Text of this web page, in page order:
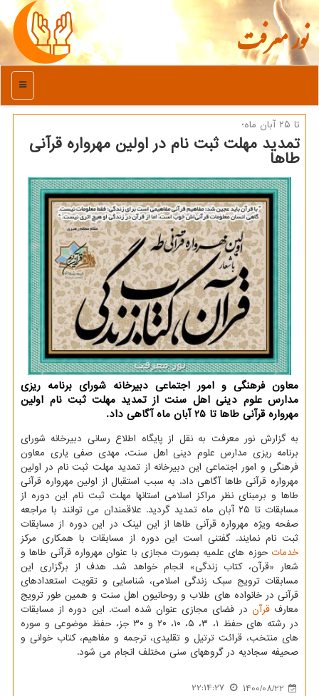
نور معرفت
منو
تا ۲۵ آبان ماه؛
تمدید مهلت ثبت نام در اولین مهرواره قرآنی
طاها
معاون فرهنگی و امور اجتماعی دبیرخانه شورای برنامه ریزی
مدارس علوم دینی اهل سنت از تمدید مهلت ثبت نام اولین
مهرواره قرآنی طاها تا 25 آبان ماه آگاهی داد.
به گزارش نور معرفت به نقل از پایگاه اطلاع رسانی دبیرخانه شورای
برنامه ریزی مدارس علوم دینی اهل سنت، مهدی صفی یاری معاون
فرهنگی و امور اجتماعی این دبیرخانه از تمدید مهلت ثبت نام در اولین
مهرواره قرآنی طاها آگاهی داد. به سبب استقبال از اولین مهرواره قرآنی
طاها و برمبنای نظر مراکز اسلامی استانها مهلت ثبت نام این دوره از
مسابقات تا ۲۵ آبان ماه تمدید گردید. علاقمندان می توانند با مراجعه
صفحه ویژه مهرواره قرآنی طاها از این لینک در این دوره از مسابقات
ثبت نام نمایند. گفتنی است این دوره از مسابقات با همکاری مرکز
خدمات حوزه های علمیه بصورت مجازی با عنوان مهرواره قرآنی طاها و
شعار «قرآن، کتاب زندگی» انجام خواهد شد. هدف از برگزاری این
مسابقات ترویج سبک زندگی اسلامی، شناسایی و تقویت استعدادهای
قرآنی در خانواده های طلاب و روحانیون اهل سنت و همین طور ترویج
معارفقرآن در فضای مجازی عنوان شده است. این دوره از مسابقات
در رشته های حفظ ۱، ۳، ۵، ۱۰، ۲۰ و ۳۰ جز، حفظ موضوعی و سوره
های منتخب، قرائت ترتیل و تقلیدی، ترجمه و مفاهیم، کتاب خوانی و
صحیفه سجادیه در گروههای سنی مختلف انجام می شود.
1400/08/22
22:14:27